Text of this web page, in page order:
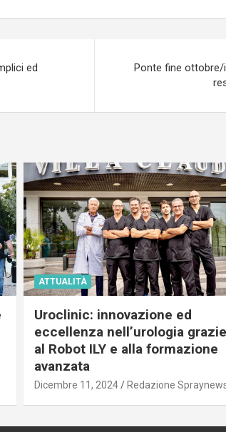
ed
Ponte fine ottobre/
ATTUALITÀ
Uroclinic: innovazione ed
eccellenza nell’urologia grazie
al Robot ILY e alla formazione
avanzata
Dicembre 11, 2024 Redazione